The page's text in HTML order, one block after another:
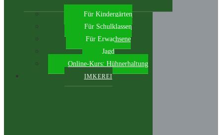
Für Kindergärten
Für Schulklassen
Für Erwachsene
Jagd
Online-Kurs: Hühnerhaltung
IMKEREI